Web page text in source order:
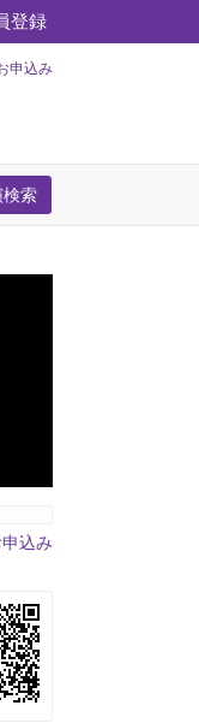
登録
申込み
検索
込み